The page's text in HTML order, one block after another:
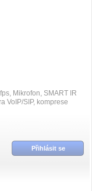
Mikrofon, SMART IR
VoIP/SIP, komprese
Přihlásit se